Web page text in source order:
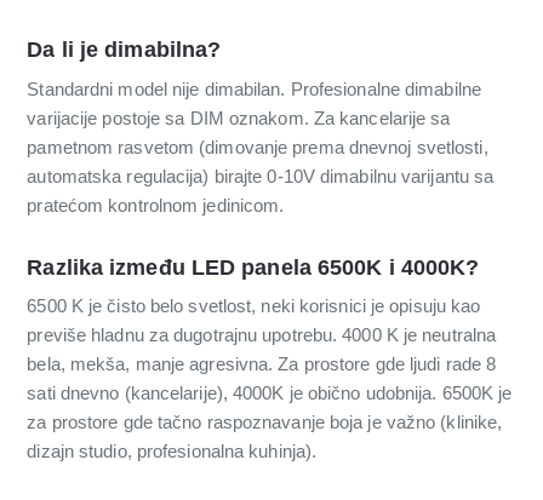
Da li je dimabilna?
Standardni model nije dimabilan. Profesionalne dimabilne
varijacije postoje sa DIM oznakom. Za kancelarije sa
pametnom rasvetom (dimovanje prema dnevnoj svetlosti,
automatska regulacija) birajte 0-10V dimabilnu varijantu sa
pratećom kontrolnom jedinicom.
Razlika između LED panela 6500K i 4000K?
6500 K je čisto belo svetlost, neki korisnici je opisuju kao
previše hladnu za dugotrajnu upotrebu. 4000 K je neutralna
bela, mekša, manje agresivna. Za prostore gde ljudi rade 8
sati dnevno (kancelarije), 4000K je obično udobnija. 6500K je
za prostore gde tačno raspoznavanje boja je važno (klinike,
dizajn studio, profesionalna kuhinja).